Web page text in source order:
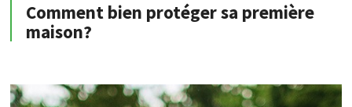
Comment bien protéger sa première
maison?